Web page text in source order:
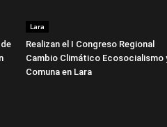
Lara
Realizan el I Congreso Regional
Cambio Climático Ecosocialismo
Comuna en Lara